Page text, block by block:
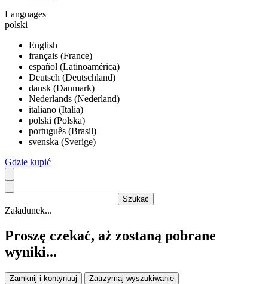
Languages
polski
English
français (France)
español (Latinoamérica)
Deutsch (Deutschland)
dansk (Danmark)
Nederlands (Nederland)
italiano (Italia)
polski (Polska)
português (Brasil)
svenska (Sverige)
Gdzie kupić
Załadunek...
Proszę czekać, aż zostaną pobrane
wyniki...
Zamknij i kontynuuj Zatrzymaj wyszukiwanie